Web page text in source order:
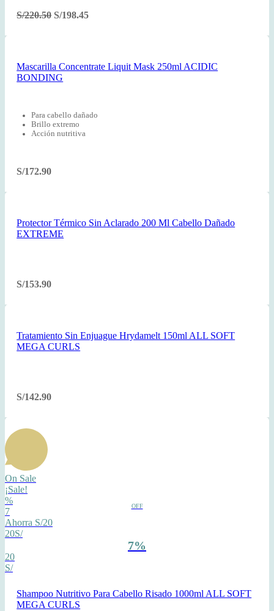
S/220.50 S/198.45
Mascarilla Concentrate Liquit Mask 250ml ACIDIC
BONDING
Para cabello dañado
Brillo extremo
Acción nutritiva
S/172.90
Protector Térmico Sin Aclarado 200 Ml Cabello Dañado
EXTREME
S/153.90
Tratamiento Sin Enjuague Hrydamelt 150ml ALL SOFT
MEGA CURLS
S/142.90
On Sale
¡Sale!
%
OFF
7
Ahorra S/20
20S/
7%
20
S/
Shampoo Nutritivo Para Cabello Risado 1000ml ALL SOFT
MEGA CURLS